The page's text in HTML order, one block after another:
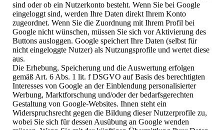
sind oder ob ein Nutzerkonto besteht. Wenn Sie bei Google
eingeloggt sind, werden Ihre Daten direkt Ihrem Konto
zugeordnet. Wenn Sie die Zuordnung mit Ihrem Profil bei
Google nicht wünschen, müssen Sie sich vor Aktivierung des
Buttons ausloggen. Google speichert Ihre Daten (selbst für
nicht eingeloggte Nutzer) als Nutzungsprofile und wertet diese
aus.
Die Erhebung, Speicherung und die Auswertung erfolgen
gemäß Art. 6 Abs. 1 lit. f DSGVO auf Basis des berechtigten
Interesses von Google an der Einblendung personalisierter
Werbung, Marktforschung und/oder der bedarfsgerechten
Gestaltung von Google-Websites. Ihnen steht ein
Widerspruchsrecht gegen die Bildung dieser Nutzerprofile zu,
wobei Sie sich für dessen Ausübung an Google wenden